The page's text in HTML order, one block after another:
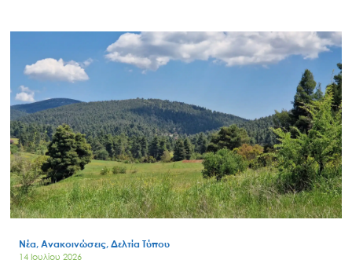
Νέα, Ανακοινώσεις, Δελτία Τύπου
14 Ιουλίου 2026